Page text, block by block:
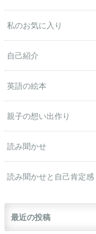
私のお気に入り
自己紹介
英語の絵本
親子の想い出作り
読み聞かせ
読み聞かせと自己肯定感
最近の投稿